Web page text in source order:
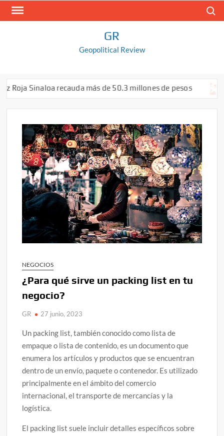
Saltar
GR
Geopolitical Review
Sinaloa recauda más de 50.3 millones de pesos
NEGOCIOS
¿Para qué sirve un packing list en tu
negocio?
GR 27 junio, 2023
Un packing list, también conocido como lista de
empaque o lista de contenido, es un documento que
enumera los artículos y productos que se encuentran
dentro de un envío, paquete o contenedor. Es utilizado
principalmente en el ámbito del comercio
internacional, el transporte de mercancías y la
logística.
El packing list suele incluir detalles específicos sobre